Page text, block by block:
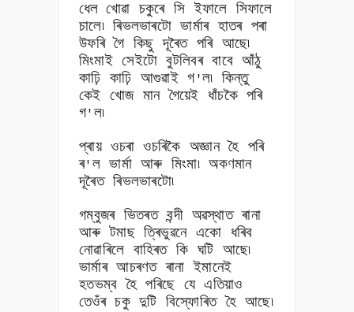
ধেল খোৱা চকুৰে সি ইফালে সিফালে
চালে৷ ৰিভলভাৰটো ভাৰ্মাৰ হাতৰ পৰা
উফৰি গৈ কিছু দূৰৈত পৰি আছে৷
মিংমাই সেইটো বুটলিবৰ বাবে আঁঠু
কাঢ়ি কাঢ়ি আগুৱাই গ 'ল৷ কিন্তু
কেই খোজ মান গৈয়েই ধাঁচকৈ পৰি
গ' ল৷
প্ৰায় ওচৰা ওচৰিকৈ অজ্ঞান হৈ পৰি
ৰ' ল ভাৰ্মা আৰু মিংমা৷ অকণমান
দূৰৈত ৰিভলভাৰটো৷
গম্বুজৰ ভিতৰত বন্দী অৱস্থাত ৰানা
আৰু টমাছ ত্ৰিভুৱনে একো ধৰিব
নোৱাৰিলে বাহিৰত কি ঘটি আছে৷
ভাৰ্মাৰ আচৰণত ৰানা ইমানেই
হতভম্ব হৈ পৰিছে যে এতিয়াও
তেওঁৰ চকু দুটি বিস্ফোৰিত হৈ আছে৷